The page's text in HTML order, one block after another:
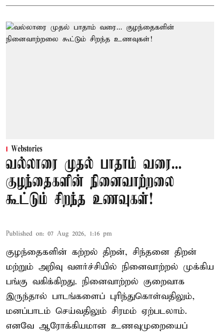
Webstories
வல்லாரை முதல் பாதாம் வரை...
குழந்தைகளின் நினைவாற்றலை
கூட்டும் சிறந்த உணவுகள்!
Published on: 07 Aug 2026, 1:16 pm
குழந்தைகளின் கற்றல் திறன், சிந்தனை திறன்
மற்றும் அறிவு வளர்ச்சியில் நினைவாற்றல் முக்கிய
பங்கு வகிக்கிறது. நினைவாற்றல் குறைவாக
இருந்தால் பாடங்களைப் புரிந்துகொள்வதிலும்,
மனப்பாடம் செய்வதிலும் சிரமம் ஏற்படலாம்.
எனவே ஆரோக்கியமான உணவுமுறையைப்